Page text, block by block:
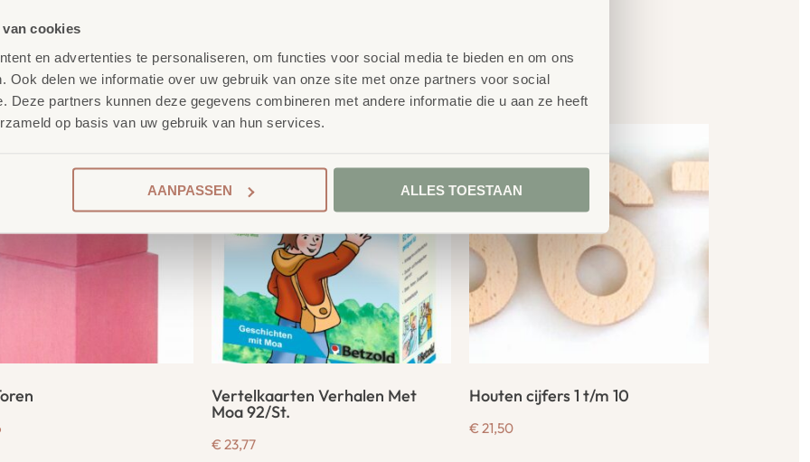
cookies
en advertenties te personaliseren, om functies voor social media te bieden en om ons
Ook delen we informatie over uw gebruik van onze site met onze partners voor social
Deze partners kunnen deze gegevens combineren met andere informatie die u aan ze heeft
op basis van uw gebruik van hun services.
AANPASSEN ALLES TOESTAAN
producten
Vertelkaarten Verhalen Met
Moa 92/St.
€ 23,77
Houten cijfers 1 t/m 10
€ 21,50